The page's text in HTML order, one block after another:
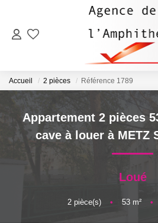
ACHETER
ESTIMER
NOTRE
Accueil 2 pièces Référence 1789
Appartement 2 pièces
cave à louer à METZ
Loué
2 pièce(s) • 53 m² •